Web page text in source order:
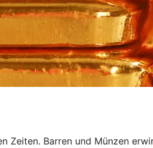
Barren und Münzen